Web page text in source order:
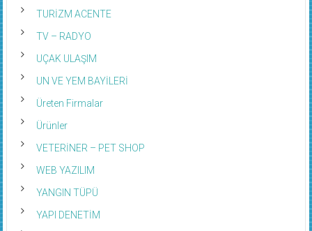
TURİZM ACENTE
TV – RADYO
UÇAK ULAŞIM
UN VE YEM BAYİLERİ
Üreten Firmalar
Ürünler
VETERİNER – PET SHOP
WEB YAZILIM
YANGIN TÜPÜ
YAPI DENETİM